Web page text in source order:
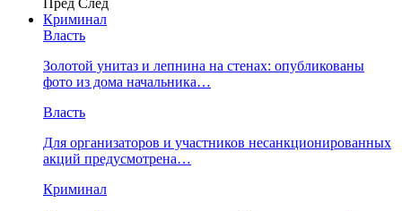
Пред След
Криминал
Власть
​Золотой унитаз и лепнина на стенах: опубликованы
фото из дома начальника…
Власть
Для организаторов и участников несанкционированных
акций предусмотрена…
Криминал